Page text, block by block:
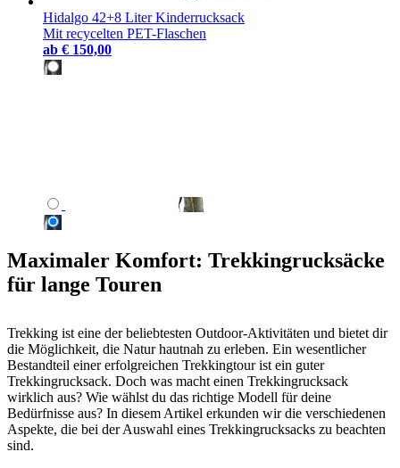
Hidalgo 42+8 Liter Kinderrucksack
Mit recycelten PET-Flaschen
ab € 150,00
Maximaler Komfort: Trekkingrucksäcke
für lange Touren
Trekking ist eine der beliebtesten Outdoor-Aktivitäten und bietet dir
die Möglichkeit, die Natur hautnah zu erleben. Ein wesentlicher
Bestandteil einer erfolgreichen Trekkingtour ist ein guter
Trekkingrucksack. Doch was macht einen Trekkingrucksack
wirklich aus? Wie wählst du das richtige Modell für deine
Bedürfnisse aus? In diesem Artikel erkunden wir die verschiedenen
Aspekte, die bei der Auswahl eines Trekkingrucksacks zu beachten
sind.